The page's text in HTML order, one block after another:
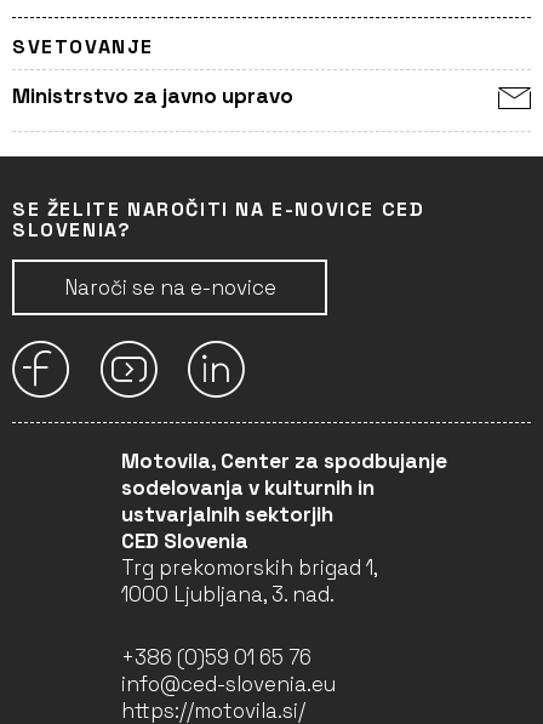
SVETOVANJE
Ministrstvo za javno upravo
SE ŽELITE NAROČITI NA E-NOVICE CED
SLOVENIA?
Naroči se na e-novice
Motovila, Center za spodbujanje
sodelovanja v kulturnih in
ustvarjalnih sektorjih
CED Slovenia
Trg prekomorskih brigad 1,
1000 Ljubljana, 3. nad.
+386 (0)59 01 65 76
info@ced-slovenia.eu
https://motovila.si/